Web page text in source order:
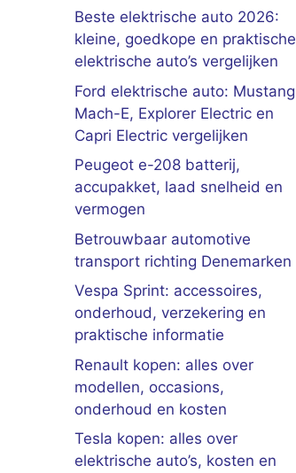
Beste elektrische auto 2026:
kleine, goedkope en praktische
elektrische auto’s vergelijken
Ford elektrische auto: Mustang
Mach-E, Explorer Electric en
Capri Electric vergelijken
Peugeot e-208 batterij,
accupakket, laad snelheid en
vermogen
Betrouwbaar automotive
transport richting Denemarken
Vespa Sprint: accessoires,
onderhoud, verzekering en
praktische informatie
Renault kopen: alles over
modellen, occasions,
onderhoud en kosten
Tesla kopen: alles over
elektrische auto’s, kosten en